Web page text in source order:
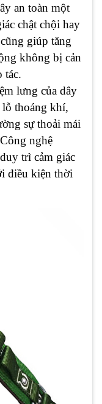
an toàn một
chật chội hay
giúp tăng
không bị cản
tác.
lưng của dây
lỗ thoáng khí,
sự thoải mái
nghệ
trì cảm giác
điều kiện thời